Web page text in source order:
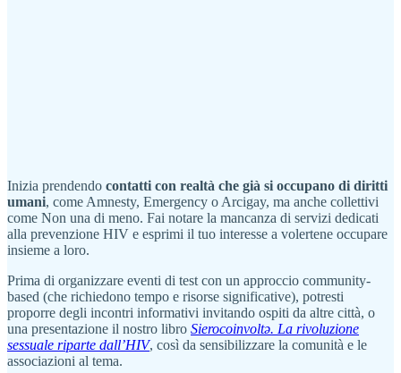
Inizia prendendo contatti con realtà che già si occupano di diritti
umani, come Amnesty, Emergency o Arcigay, ma anche collettivi
come Non una di meno. Fai notare la mancanza di servizi dedicati
alla prevenzione HIV e esprimi il tuo interesse a volertene occupare
insieme a loro.
Prima di organizzare eventi di test con un approccio community-
based (che richiedono tempo e risorse significative), potresti
proporre degli incontri informativi invitando ospiti da altre città, o
una presentazione il nostro libro Sierocoinvoltə. La rivoluzione
sessuale riparte dall’HIV, così da sensibilizzare la comunità e le
associazioni al tema.